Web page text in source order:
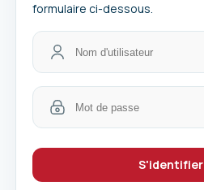
formulaire ci-dessous.
S'identifier